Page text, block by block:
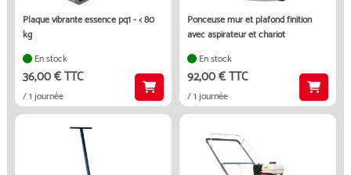
plaque vibrante essence pq1 - < 80
kg
En stock
36,00 € TTC
/ 1 journée
ponceuse mur et plafond finition
avec aspirateur et chariot
En stock
92,00 € TTC
/ 1 journée